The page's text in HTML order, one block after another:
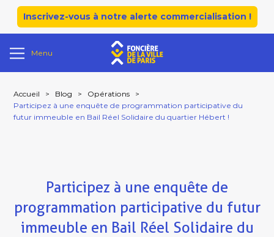
Inscrivez-vous à notre alerte commercialisation !
Menu
Accueil > Blog > Opérations
>
Participez à une enquête de programmation participative du
futur immeuble en Bail Réel Solidaire du quartier Hébert !
Participez à une enquête de
programmation participative du futur
immeuble en Bail Réel Solidaire du